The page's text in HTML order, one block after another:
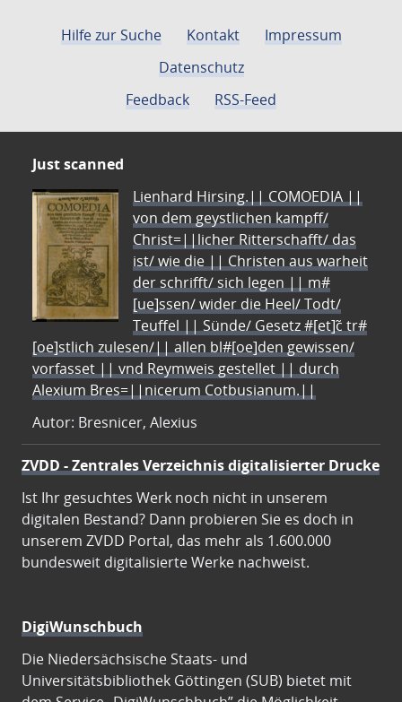
Hilfe zur Suche Kontakt
Impressum
Datenschutz
Feedback
RSS-Feed
Just scanned
Lienhard Hirsing.|| COMOEDIA ||
von dem geystlichen kampff/
Christ=||licher Ritterschafft/ das
ist/ wie die || Christen aus warheit
der schrifft/ sich legen || m#
[ue]ssen/ wider die Heel/ Todt/
Teuffel || Sünde/ Gesetz #[et]c̃ tr#
[oe]stlich zulesen/|| allen bl#[oe]den gewissen/
vorfasset || vnd Reymweis gestellet || durch
Alexium Bres=||nicerum Cotbusianum.||
Autor: Bresnicer, Alexius
ZVDD - Zentrales Verzeichnis digitalisierter Drucke
Ist Ihr gesuchtes Werk noch nicht in unserem
digitalen Bestand? Dann probieren Sie es doch in
unserem ZVDD Portal, das mehr als 1.600.000
bundesweit digitalisierte Werke nachweist.
DigiWunschbuch
Die Niedersächsische Staats- und
Universitätsbibliothek Göttingen (SUB) bietet mit